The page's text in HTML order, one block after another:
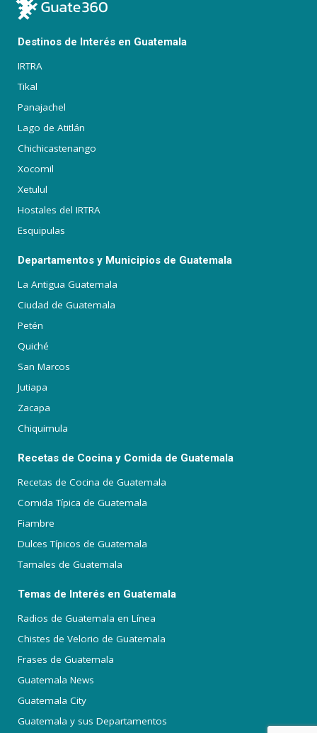
Destinos de Interés en Guatemala
IRTRA
Tikal
Panajachel
Lago de Atitlán
Chichicastenango
Xocomil
Xetulul
Hostales del IRTRA
Esquipulas
Departamentos y Municipios de Guatemala
La Antigua Guatemala
Ciudad de Guatemala
Petén
Quiché
San Marcos
Jutiapa
Zacapa
Chiquimula
Recetas de Cocina y Comida de Guatemala
Recetas de Cocina de Guatemala
Comida Típica de Guatemala
Fiambre
Dulces Típicos de Guatemala
Tamales de Guatemala
Temas de Interés en Guatemala
Radios de Guatemala en Línea
Chistes de Velorio de Guatemala
Frases de Guatemala
Guatemala News
Guatemala City
Guatemala y sus Departamentos